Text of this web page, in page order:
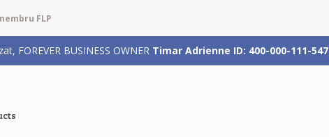
FLP
FOREVER BUSINESS OWNER Timar Adrienne ID: 400-000-111-547